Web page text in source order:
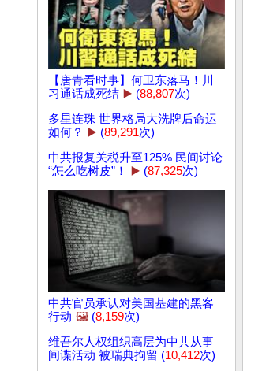
【唐青看时事】何卫东落马！川
习通话成死结 ▶️ (88,807次)
多星连珠 世界格局大洗牌后命运
如何？
▶️ (89,291次)
中共报复关税升至125% 民间讨论
“怎么吃树皮”！
▶️ (87,325次)
中共官员承认对美国基建的黑客
行动 🖼️ (8,159次)
维吾尔人权组织高层为中共从事
间谍活动 被瑞典拘留 (10,412次)